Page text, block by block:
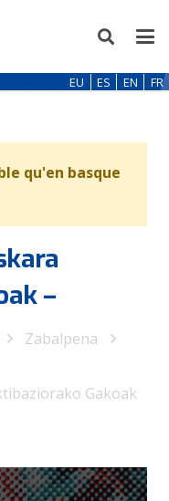
EU ES EN FR
qu'en basque
–
Zabalpena
Gakoak